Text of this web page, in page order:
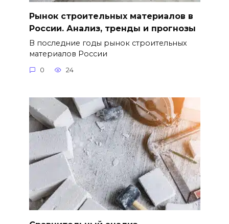
Рынок строительных материалов в
России. Анализ, тренды и прогнозы
В последние годы рынок строительных
материалов России
0 24